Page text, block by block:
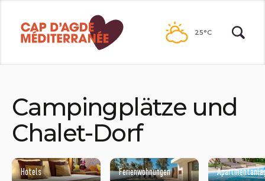
Inhalt
25°C
Campingplätze und
Chalet-Dorf
Hotels Ferienwohnungen